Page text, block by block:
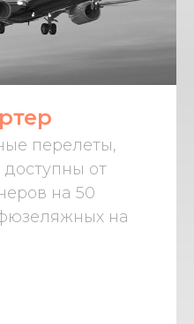
перелеты,
от
на 50
на